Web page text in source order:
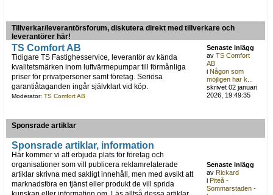
Tillverkar/leverantörsforum, diskutera direkt med tillverkare och
leverantörer här!
TS Comfort AB
Tidigare TS Fastighesservice, leverantör av kända
kvalitetsmärken inom luftvärmepumpar till förmånliga
priser för privatpersoner samt företag. Seriösa
garantiåtaganden ingår självklart vid köp.
Moderator: TS Comfort AB
Senaste inlägg
avTS Comfort
AB
iNågon som
möjligen har k...
skrivet 02 januari
2026, 19:49:35
Sponsrade artiklar
Sponsrade artiklar, information
Här kommer vi att erbjuda plats för företag och
organisationer som vill publicera reklamrelaterade
artiklar skrivna med sakligt innehåll, men med avsikt att
marknadsföra en tjänst eller produkt de vill sprida
Senaste inlägg
avRickard
iPiteå -
Sommarstaden -